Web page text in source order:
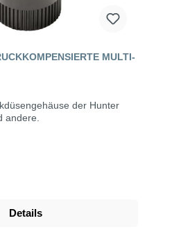
MULTI-
der Hunter
andere.
Details